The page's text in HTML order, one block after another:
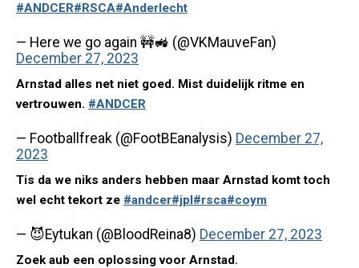
#ANDCER#RSCA#Anderlecht
— Here we go again 🚧🚜 (@VKMauveFan)
December 27, 2023
Arnstad alles net niet goed. Mist duidelijk ritme en
vertrouwen. #ANDCER
— Footballfreak (@FootBEanalysis) December 27,
2023
Tis da we niks anders hebben maar Arnstad komt toch
wel echt tekort ze #andcer#jpl#rsca#coym
— 😈Eytukan (@BloodReina8) December 27, 2023
Zoek aub een oplossing voor Arnstad.